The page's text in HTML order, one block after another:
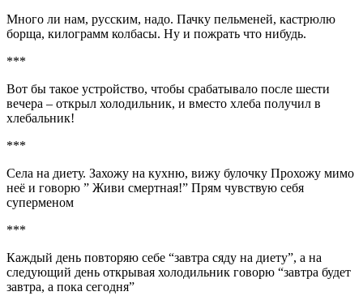
Много ли нам, русским, надо. Пачку пельменей, кастрюлю
борща, килограмм колбасы. Ну и пожрать что нибудь.
***
Вот бы такое устройство, чтобы срабатывало после шести
вечера – открыл холодильник, и вместо хлеба получил в
хлебальник!
***
Села на диету. Захожу на кухню, вижу булочку Прохожу мимо
неё и говорю ” Живи смертная!” Прям чувствую себя
суперменом
***
Каждый день повторяю себе “завтра сяду на диету”, а на
следующий день открывая холодильник говорю “завтра будет
завтра, а пока сегодня”